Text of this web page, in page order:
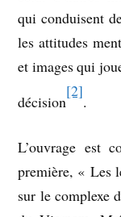
qui conduisent
les attitudes
et images qui
décision
[2]
.
L’ouvrage est
première, « Les
sur le complexe